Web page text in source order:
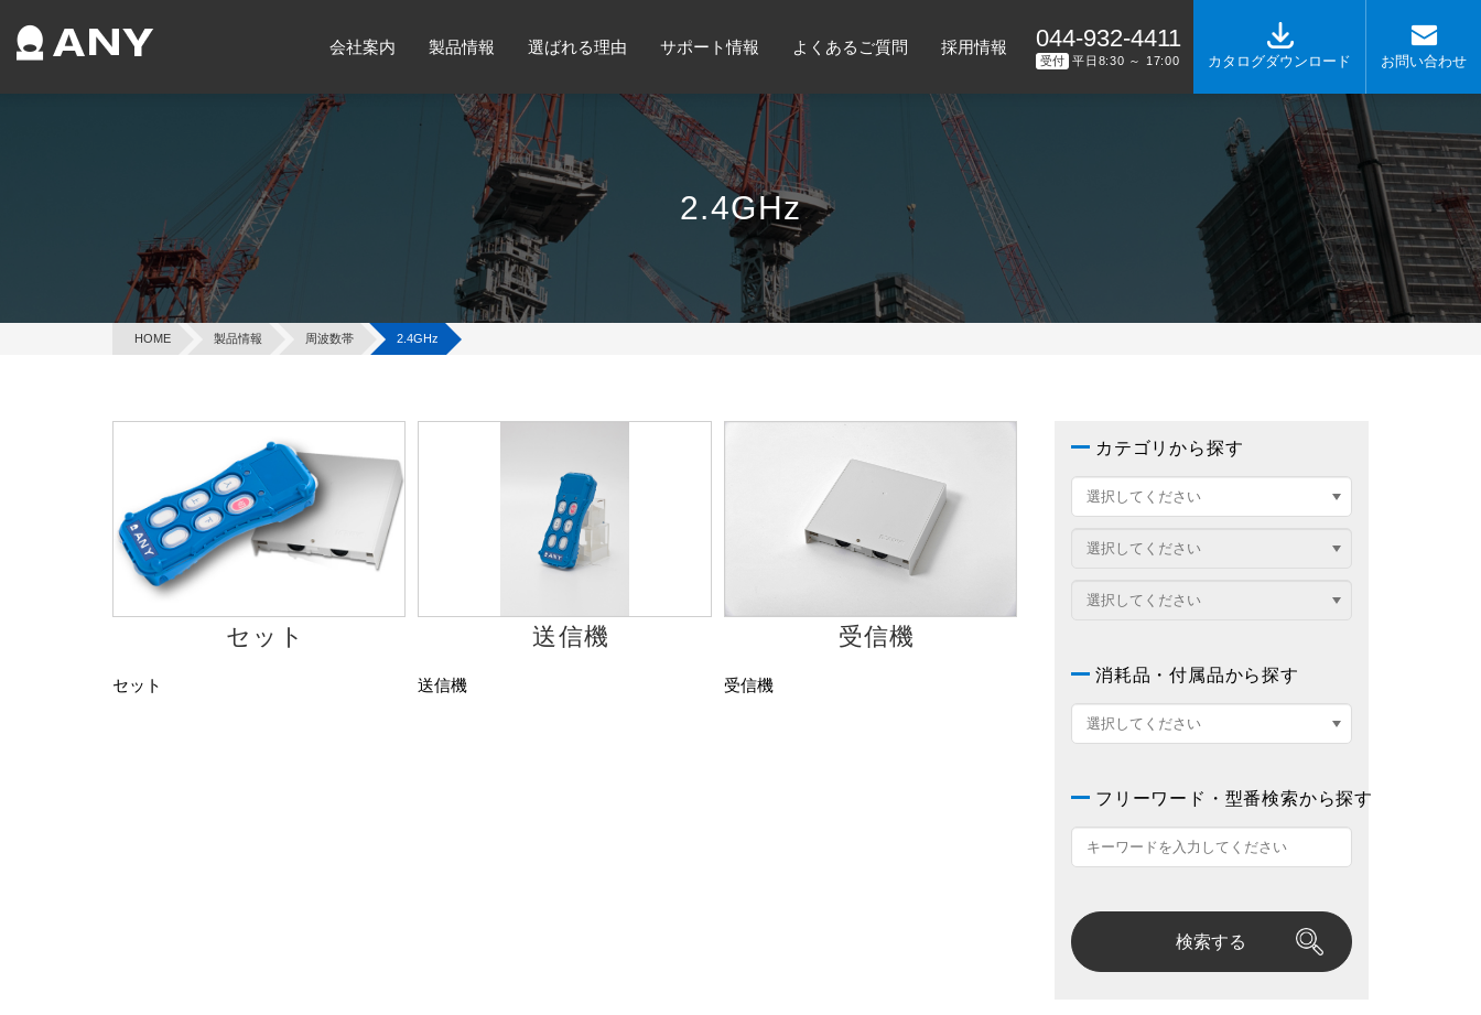
会社案内 製品情報 選ばれる理由 サポート情報 よくあるご質問 採用情報 044-932-4411
受付 平日8:30 ～ 17:00 カタログダウンロード お問い合わせ
2.4GHz
HOME 製品情報 周波数帯 2.4GHz
セット
セット
送信機
送信機
受信機
受信機
カテゴリから探す
消耗品・付属品から探す
フリーワード・型番検索から探す